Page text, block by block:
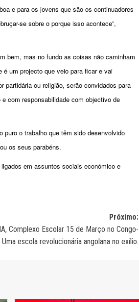
e para os jovens que são os continuadores
se sobre o porque isso acontece”,
bem, mas no fundo as coisas não caminham
é um projecto que veio para ficar e vai
partidária ou religião, serão convidados para
com responsabilidade com objectivo de
o trabalho que têm sido desenvolvido
os seus parabéns.
em assuntos sociais económico e
Próximo:
Complexo Escolar 15 de Março no Congo-
Uma escola revolucionária angolana no exílio.